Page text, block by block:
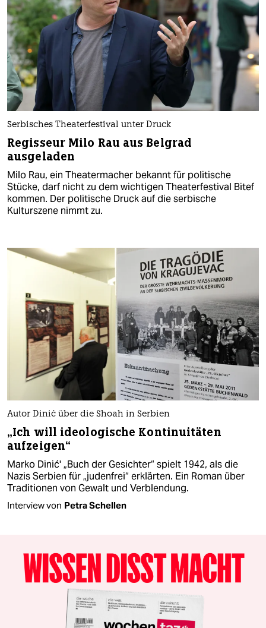
Serbisches Theaterfestival unter Druck
Regisseur Milo Rau aus Belgrad
ausgeladen
Milo Rau, ein Theatermacher bekannt für politische
Stücke, darf nicht zu dem wichtigen Theaterfestival Bitef
kommen. Der politische Druck auf die serbische
Kulturszene nimmt zu.
Autor Dinić über die Shoah in Serbien
„Ich will ideologische Kontinuitäten
aufzeigen“
Marko Dinić' „Buch der Gesichter“ spielt 1942, als die
Nazis Serbien für „judenfrei“ erklärten. Ein Roman über
Traditionen von Gewalt und Verblendung.
Interview von Petra Schellen